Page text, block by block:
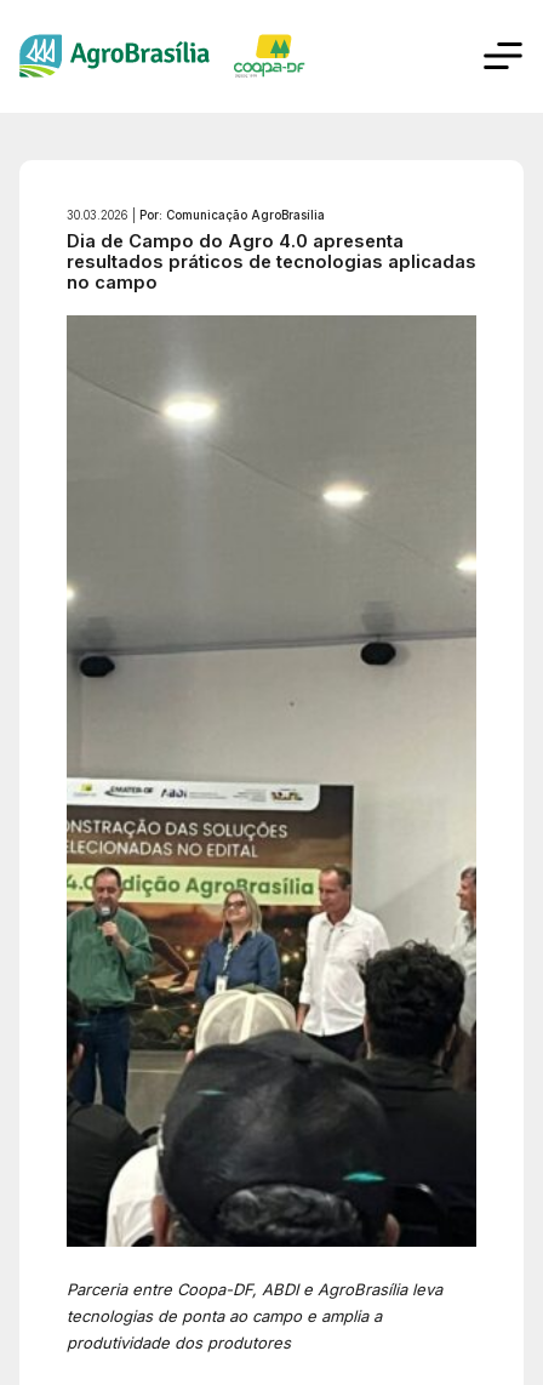
30.03.2026 | Por: Comunicação AgroBrasília
Dia de Campo do Agro 4.0 apresenta
resultados práticos de tecnologias aplicadas
no campo
Parceria entre Coopa-DF, ABDI e AgroBrasília leva
tecnologias de ponta ao campo e amplia a
produtividade dos produtores